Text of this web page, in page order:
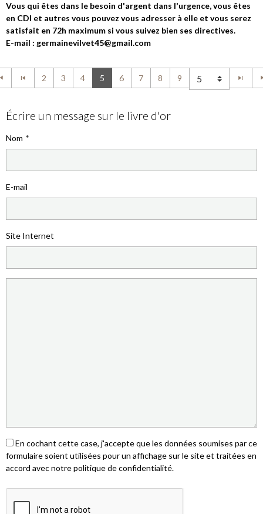
Vous qui êtes dans le besoin d'argent dans l'urgence, vous êtes
en CDI et autres vous pouvez vous adresser à elle et vous serez
satisfait en 72h maximum si vous suivez bien ses directives.
E-mail : germainevilvet45@gmail.com
2 3 4 5 6 7 8 9
Écrire un message sur le livre d'or
Nom
E-mail
Site Internet
En cochant cette case, j'accepte que les données soumises par ce
formulaire soient utilisées pour un affichage sur le site et traitées en
accord avec notre politique de confidentialité.